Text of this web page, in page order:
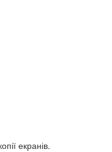
екранів.